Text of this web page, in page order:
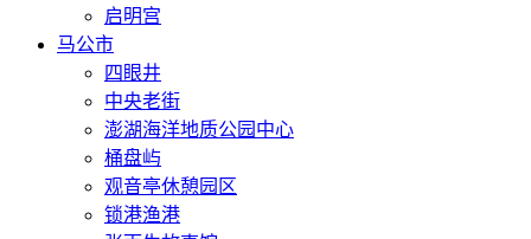
启明宫
马公市
四眼井
中央老街
澎湖海洋地质公园中心
桶盘屿
观音亭休憩园区
锁港渔港